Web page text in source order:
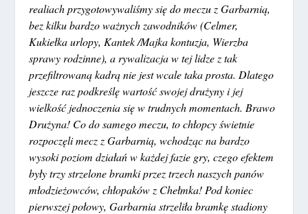
realiach przygotowywaliśmy się do meczu z Garbarnią,
bez kilku bardzo ważnych zawodników (Celmer,
Kukiełka urlopy, Kantek /Majka kontuzja, Wierzba
sprawy rodzinne), a rywalizacja w tej lidze z tak
przefiltrowaną kadrą nie jest wcale taka prosta. Dlatego
jeszcze raz podkreślę wartość swojej drużyny i jej
wielkość jednoczenia się w trudnych momentach. Brawo
Drużyna! Co do samego meczu, to chłopcy świetnie
rozpoczęli mecz z Garbarnią, wchodząc na bardzo
wysoki poziom działań w każdej fazie gry, czego efektem
były trzy strzelone bramki przez trzech naszych panów
młodzieżowców, chłopaków z Chełmka! Pod koniec
pierwszej połowy, Garbarnia strzeliła bramkę stadiony